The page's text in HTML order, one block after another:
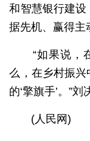
和智慧银行建
据先机、赢得主
“如果说，在
么，在乡村振
的‘擎旗手’。”刘
(人民网)